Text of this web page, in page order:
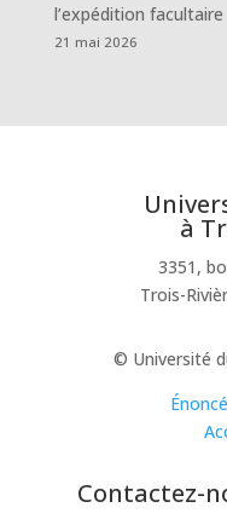
l’expédition facultaire
21 mai 2026
à
3351,
Trois-
© Université
Contactez-